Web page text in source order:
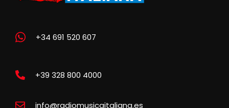
+34 691 520 607
+39 328 800 4000
info@radiomusicaitaliana.es